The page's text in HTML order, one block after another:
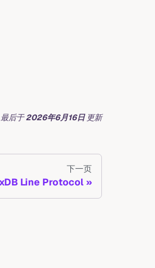
最后于2026年6月16日 更新
下一页
Line Protocol